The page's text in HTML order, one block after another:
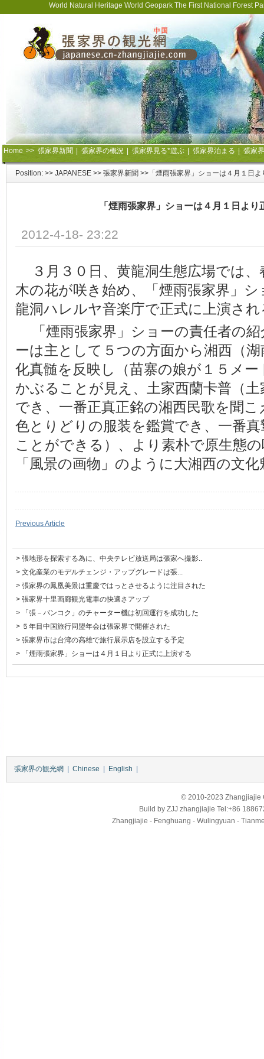
World Natural Heritage World Geopark The First National
Home >> 張家界新聞 張家界の概況 張家界見る*遊ぶ 張家界泊まる 張家
Position: >> JAPANESE >> 張家界新聞 >>「煙雨張家界」ショーは４月１日
「煙雨張家界」ショーは４月１日より
2012-4-18- 23:22
３月３０日、黄龍洞生態広場では
木の花が咲き始め、「煙雨張家界」
龍洞ハレルヤ音楽庁で正式に上演され
「煙雨張家界」ショーの責任者の
ーは主として５つの方面から湘西（
化真髄を反映し（苗寨の娘が１５メ
かぶることが見え、土家西蘭卡普（
でき、一番正真正銘の湘西民歌を聞
色とりどりの服装を鑑賞でき、一番
ことができる）、より素朴で原生態
「風景の画物」のように大湘西の文
Previous Article
> 張地形を探索する為に、中央テレビ放送局は張家へ撮影..
> 文化産業のモデルチェンジ・アップグレードは張...
> 張家界の鳳凰美景は重慶ではっとさせるように注目された
> 張家界十里画廊観光電車の快適さアップ
>
「張－バンコク」のチャーター機は初回運行を成功した
> ５年目中国旅行同盟年会は張家界で開催された
> 張家界市は台湾の高雄で旅行展示店を設立する予定
>
「煙雨張家界」ショーは４月１日より正式に上演する
張家界の観光網 Chinese English
© 2010-2023 Zhangjiajie
Build by ZJJ zhangjiajie Tel:+86
Zhangjiajie - Fenghuang - Wulingyuan -